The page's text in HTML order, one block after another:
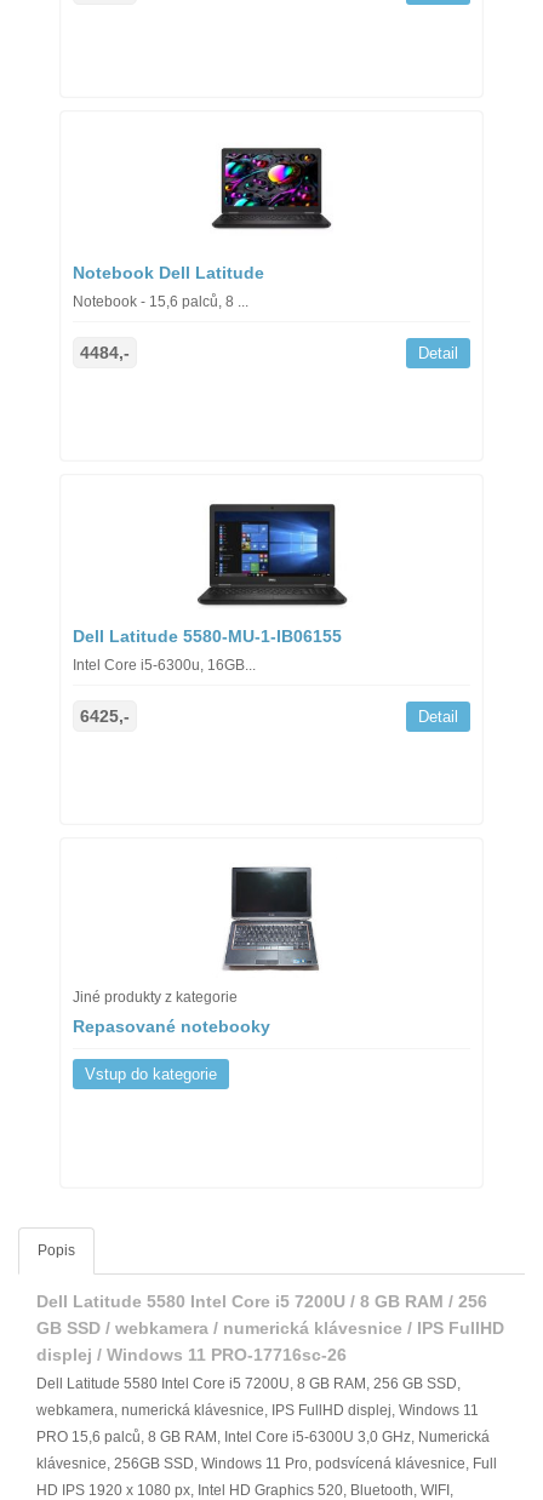
Notebook Dell Latitude
Notebook - 15,6 palců, 8 ...
4484,- Detail
Dell Latitude 5580-MU-1-IB06155
Intel Core i5-6300u, 16GB...
6425,- Detail
Jiné produkty z kategorie
Repasované notebooky
Vstup do kategorie
Popis
Dell Latitude 5580 Intel Core i5 7200U / 8 GB RAM / 256
GB SSD / webkamera / numerická klávesnice / IPS FullHD
displej / Windows 11 PRO-17716sc-26
Dell Latitude 5580 Intel Core i5 7200U, 8 GB RAM, 256 GB SSD,
webkamera, numerická klávesnice, IPS FullHD displej, Windows 11
PRO 15,6 palců, 8 GB RAM, Intel Core i5-6300U 3,0 GHz, Numerická
klávesnice, 256GB SSD, Windows 11 Pro, podsvícená klávesnice, Full
HD IPS 1920 x 1080 px, Intel HD Graphics 520, Bluetooth, WIFI,